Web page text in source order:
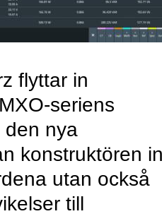
flyttar in
seriens
den nya
konstruktören
utan också
till